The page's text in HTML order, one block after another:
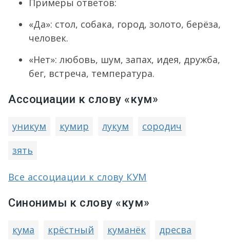
Примеры ответов:
«Да»: стол, собака, город, золото, берёза,
человек.
«Нет»: любовь, шум, запах, идея, дружба,
бег, встреча, температура.
Ассоциации к слову «кум»
уникум кумир лукум
сородич
зять
Все ассоциации к слову КУМ
Синонимы к слову «кум»
кума крёстный куманёк
дресва